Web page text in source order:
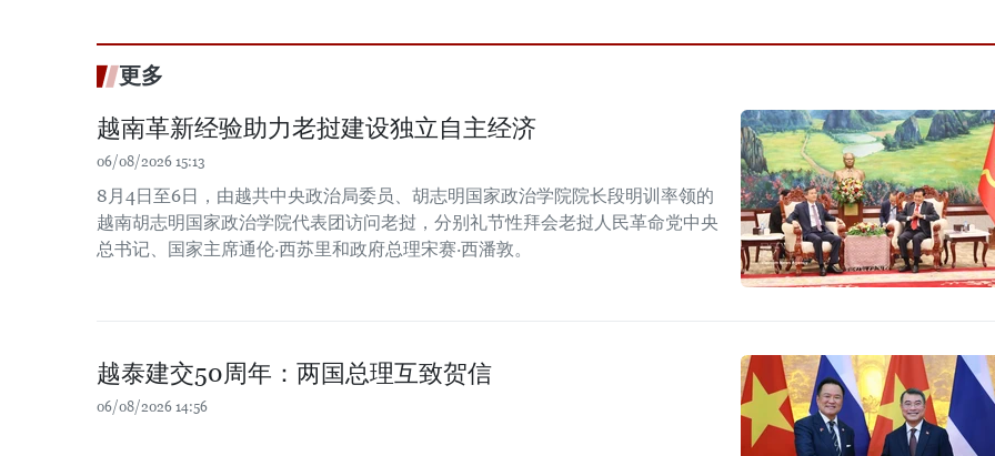
更多
越南革新经验助力老挝建设独立自主经济
06/08/2026 15:13
8月4日至6日，由越共中央政治局委员、胡志明国家政治学院院长段明训率领的
越南胡志明国家政治学院代表团访问老挝，分别礼节性拜会老挝人民革命党中央
总书记、国家主席通伦·西苏里和政府总理宋赛·西潘敦。
越泰建交50周年：两国总理互致贺信
06/08/2026 14:56